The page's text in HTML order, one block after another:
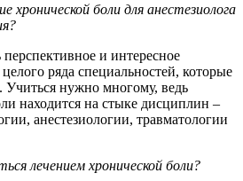
хронической боли для анестезиолога
и интересное
ряда специальностей, которые
Учиться нужно многому, ведь
находится на стыке дисциплин –
анестезиологии, травматологии
лечением хронической боли?